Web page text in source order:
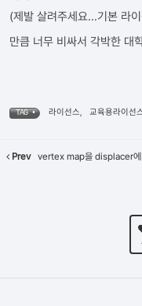
(제발 살려주세요...기본 라
만큼 너무 비싸서 각박한 대
TAG • 라이선스, 교육용라이선
Prev vertex map을 displacer에